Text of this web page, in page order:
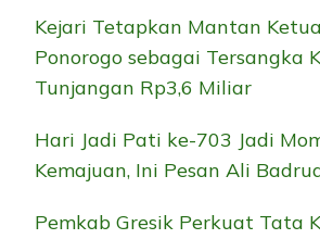
Kejari Tetapkan Mantan
Ponorogo sebagai Tersangka
Tunjangan Rp3,6 Miliar
Hari Jadi Pati ke-703 Jadi
Kemajuan, Ini Pesan Ali
Pemkab Gresik Perkuat Tata